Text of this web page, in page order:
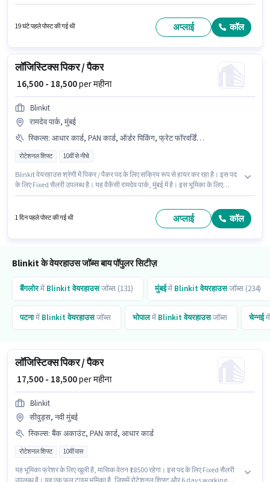
माह ₹18000 तक कमा सकते हैं। इस पद के लिए Fixed सैलरी उपलब्ध है।
19 घंटे पहले पोस्ट की गई थी अप्लाई कॉल
लॉजिस्टिक्स पिकर / पैकर
₹ 16,500 - 18,500per महीना
Blinkit
रामदेव पार्क, मुंबई
स्किल्स: आधार कार्ड, PAN कार्ड, ऑर्डर पिकिंग, फ्रेट फॉरवर्डिंग, पैकेजिंग और सॉर्टिंग, स्टॉक टेकिंग, इन्वेंटरी कंट्रोल, बैंक अकाउंट, ऑर्डर प्रोसेसिंग
रोटेशनल शिफ्ट 10वीं से नीचे
Blinkit वेयरहाउस श्रेणी में पिकर / पैकर पद के लिए सक्रिय रूप से हायर कर रहा है। इस पद
के लिए Fixed सैलरी उपलब्ध है। यह वैकेंसी रामदेव पार्क, मुंबई में है। इस भूमिका के लिए
भूमिका के लिए उपयुक्त हैं। इस भूमिका के लिए महत्वपूर्ण दस्तावेज़ PAN कार्ड, आधार कार्ड,
1 दिन पहले पोस्ट की गई थी अप्लाई कॉल
Blinkit के वेयरहाउस जॉब्स बाय पॉपुलर सिटीज़
बैंगलोरमें Blinkitवेयरहाउसजॉब्स (131) मुंबईमें Blinkitवेयरहाउसजॉब्स (234)
पटनामें Blinkitवेयरहाउसजॉब्स भोपालमें Blinkitवेयरहाउसजॉब्स चेन्नई
लॉजिस्टिक्स पिकर / पैकर
₹ 17,500 - 18,500per महीना
Blinkit
सीवुड्स, नवी मुंबई
स्किल्स: बैंक अकाउंट, PAN कार्ड, आधार कार्ड
रोटेशनल शिफ्ट 10वीं पास
यह भूमिका फ्रेशर के लिए खुली है, मासिक वेतन ₹18500 रहेगा। इस पद के लिए Fixed सैलरी